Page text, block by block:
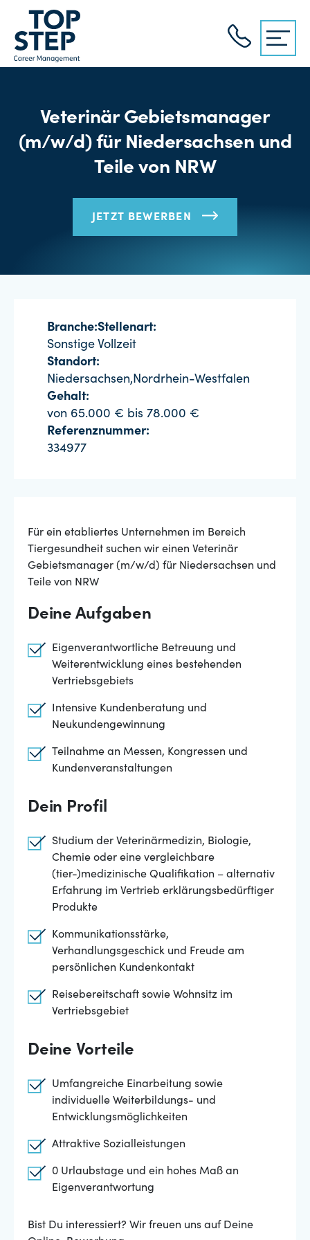
Veterinär Gebietsmanager
(m/w/d) für Niedersachsen und
Teile von NRW
JETZT BEWERBEN
Branche:
Sonstige
Stellenart:
Vollzeit
Standort:
Niedersachsen,Nordrhein-Westfalen
Gehalt:
von 65.000 € bis 78.000 €
Referenznummer:
334977
Für ein etabliertes Unternehmen im Bereich
Tiergesundheit suchen wir einen Veterinär
Gebietsmanager (m/w/d) für Niedersachsen und
Teile von NRW
Deine Aufgaben
Eigenverantwortliche Betreuung und
Weiterentwicklung eines bestehenden
Vertriebsgebiets
Intensive Kundenberatung und
Neukundengewinnung
Teilnahme an Messen, Kongressen und
Kundenveranstaltungen
Dein Profil
Studium der Veterinärmedizin, Biologie,
Chemie oder eine vergleichbare
(tier-)medizinische Qualifikation – alternativ
Erfahrung im Vertrieb erklärungsbedürftiger
Produkte
Kommunikationsstärke,
Verhandlungsgeschick und Freude am
persönlichen Kundenkontakt
Reisebereitschaft sowie Wohnsitz im
Vertriebsgebiet
Deine Vorteile
Umfangreiche Einarbeitung sowie
individuelle Weiterbildungs- und
Entwicklungsmöglichkeiten
Attraktive Sozialleistungen
0 Urlaubstage und ein hohes Maß an
Eigenverantwortung
Bist Du interessiert? Wir freuen uns auf Deine